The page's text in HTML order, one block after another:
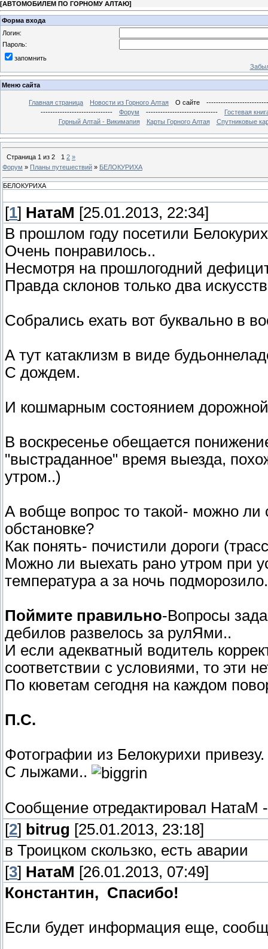
[АВТОМОБИЛЕМ ПО ГОРНОМУ АЛТАЮ]
Форма входа
Логин:
Пароль:
запомнить
Меню сайта
Главная страница Новости из Горного Алтая О сайте
------------------------------
Форум ------------------------------
Гостевая
Горный Алтай - Викимапия
Карты Горного Алтая Спутниковые
Страница 1 из 2 1 2 »
Форум » Планы путешествий » БЕЛОКУРИХА
БЕЛОКУРИХА
[1] НатаМ [25.01.2013, 22:34]
В прошлом году посетили
Очень понравилось..
Несмотря на прошлогодний
Правда склонов только два
Собрались ехать вот буквально в
А тут катаклизм в виде
С дождем.
И кошмарным состоянием дорожной
В воскресенье обещается
"выстраданное" время выезда,
утром..)
А вобще вопрос то такой- можно ли
обстановке?
Как понять- почистили дороги
Можно ли выехать рано утром при
температура а за ночь
Поймите правильно-Вопросы
дебилов развелось за рулЯми..
И если адекватный водитель
соответствии с условиями, то эти
По кюветам сегодня на каждом
П.С.
Фотографии из Белокурихи привезу.
С лыжами..
Сообщение отредактировал НатаМ
[2] bitrug [25.01.2013, 23:18]
в Троицком скользко, есть аварии
[3] НатаМ [26.01.2013, 07:49]
Константин, Спасибо!
Если будет информация еще,